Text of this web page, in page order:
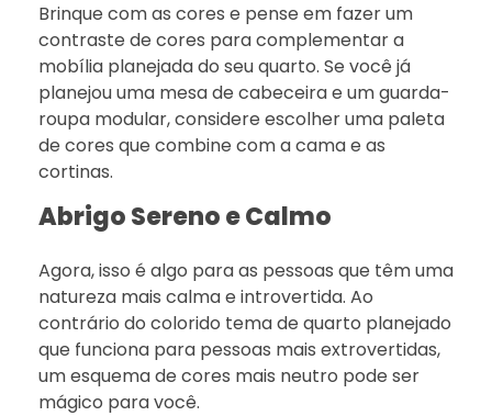
Brinque com as cores e pense em fazer um
contraste de cores para complementar a
mobília planejada do seu quarto. Se você já
planejou uma mesa de cabeceira e um guarda-
roupa modular, considere escolher uma paleta
de cores que combine com a cama e as
cortinas.
Abrigo Sereno e Calmo
Agora, isso é algo para as pessoas que têm uma
natureza mais calma e introvertida. Ao
contrário do colorido tema de quarto planejado
que funciona para pessoas mais extrovertidas,
um esquema de cores mais neutro pode ser
mágico para você.